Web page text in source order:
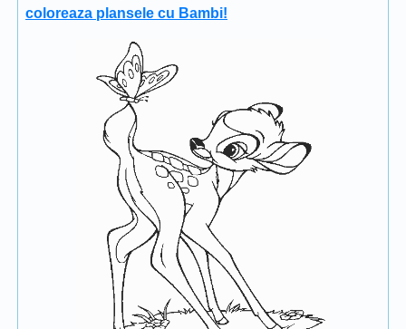
coloreaza plansele cu Bambi!